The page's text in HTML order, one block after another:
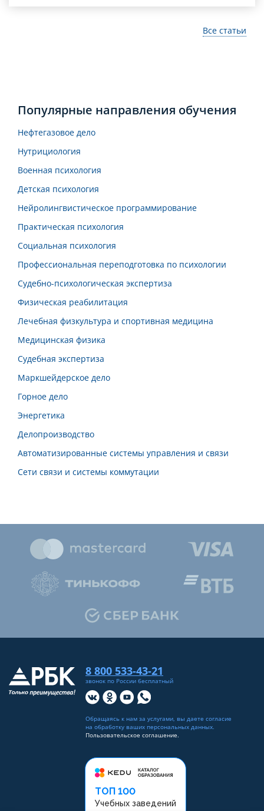
Все статьи
Популярные направления обучения
Нефтегазовое дело
Нутрициология
Военная психология
Детская психология
Нейролингвистическое программирование
Практическая психология
Социальная психология
Профессиональная переподготовка по психологии
Судебно-психологическая экспертиза
Физическая реабилитация
Лечебная физкультура и спортивная медицина
Медицинская физика
Судебная экспертиза
Маркшейдерское дело
Горное дело
Энергетика
Делопроизводство
Автоматизированные системы управления и связи
Сети связи и системы коммутации
ТОП 100
Учебных заведений
8 800 533-43-21
звонок по России бесплатный
Обращаясь к нам за услугами, вы даете согласие
на обработку ваших персональных данных.
Пользовательское соглашение.